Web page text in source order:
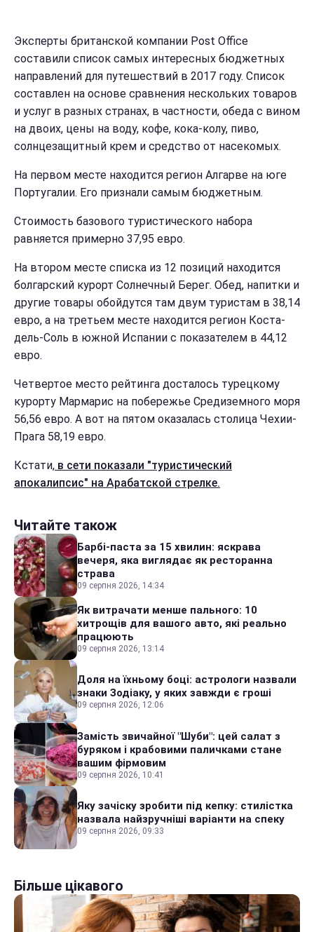
Эксперты британской компании Post Office
составили список самых интересных бюджетных
направлений для путешествий в 2017 году. Список
составлен на основе сравнения нескольких товаров
и услуг в разных странах, в частности, обеда с вином
на двоих, цены на воду, кофе, кока-колу, пиво,
солнцезащитный крем и средство от насекомых.
На первом месте находится регион Алгарве на юге
Португалии. Его признали самым бюджетным.
Стоимость базового туристического набора
равняется примерно 37,95 евро.
На втором месте списка из 12 позиций находится
болгарский курорт Солнечный Берег. Обед, напитки и
другие товары обойдутся там двум туристам в 38,14
евро, а на третьем месте находится регион Коста-
дель-Соль в южной Испании с показателем в 44,12
евро.
Четвертое место рейтинга досталось турецкому
курорту Мармарис на побережье Средиземного моря
56,56 евро. А вот на пятом оказалась столица Чехии-
Прага 58,19 евро.
Кстати, в сети показали "туристический
апокалипсис" на Арабатской стрелке.
Читайте також
Барбі-паста за 15 хвилин: яскрава
вечеря, яка виглядає як ресторанна
страва
09 серпня 2026, 14:34
Як витрачати менше пального: 10
хитрощів для вашого авто, які реально
працюють
09 серпня 2026, 13:14
Доля на їхньому боці: астрологи назвали
знаки Зодіаку, у яких завжди є гроші
09 серпня 2026, 12:06
Замість звичайної "Шуби": цей салат з
буряком і крабовими паличками стане
вашим фірмовим
09 серпня 2026, 10:41
Яку зачіску зробити під кепку: стилістка
назвала найзручніші варіанти на спеку
09 серпня 2026, 09:33
Більше цікавого